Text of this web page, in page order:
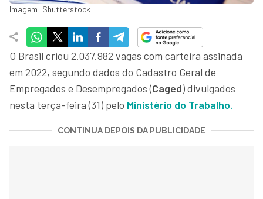
Imagem: Shutterstock
O Brasil criou 2.037.982 vagas com carteira assinada
em 2022, segundo dados do Cadastro Geral de
Empregados e Desempregados (Caged) divulgados
nesta terça-feira (31) pelo Ministério do Trabalho.
CONTINUA DEPOIS DA PUBLICIDADE